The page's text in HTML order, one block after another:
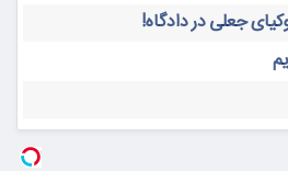
جعلی در دادگاه!